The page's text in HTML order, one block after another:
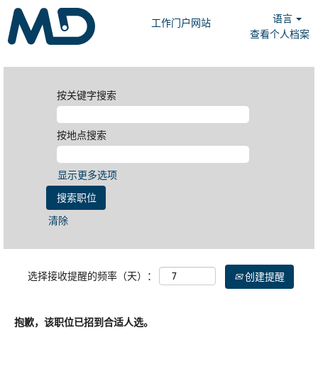
工作门户网站
语言
查看个人档案
按关键字搜索
按地点搜索
显示更多选项
清除
选择接收提醒的频率（天）： 创建提醒
抱歉，该职位已招到合适人选。